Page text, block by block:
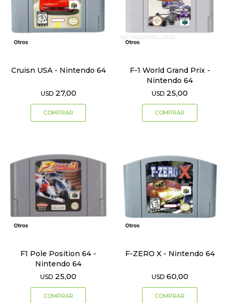
Cruisn USA - Nintendo 64
USD 27,00
F-1 World Grand Prix -
Nintendo 64
USD 25,00
F1 Pole Position 64 -
Nintendo 64
USD 25,00
F-ZERO X - Nintendo 64
USD 60,00